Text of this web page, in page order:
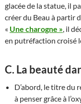
glacée de la statue, il
créer du Beau à partir
« Une charogne » , il
en putréfaction croisé
C. La beauté
D’abord, le titre du
à penser grâce à